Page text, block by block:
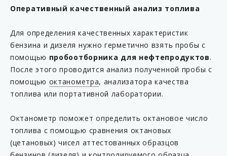
Оперативный качественный анализ топлива
Для определения качественных характеристик
бензина и дизеля нужно герметично взять пробы с
помощью пробоотборника для нефтепродуктов.
После этого проводится анализ полученной пробы с
помощью октанометра, анализатора качества
топлива или портативной лаборатории.
Октанометр поможет определить октановое число
топлива с помощью сравнения октановых
(цетановых) чисел аттестованных образцов